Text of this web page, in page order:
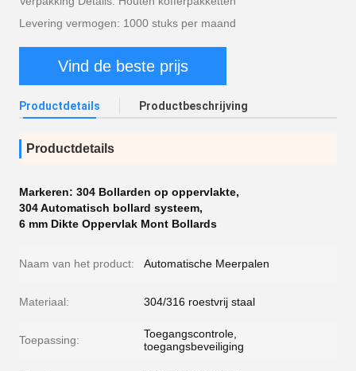
Levering vermogen: 1000 stuks per maand
Vind de beste prijs
Productdetails Productbeschrijving
Productdetails
Markeren: 304 Bollarden op oppervlakte,
304 Automatisch bollard systeem,
6 mm Dikte Oppervlak Mont Bollards
Naam van het product: Automatische Meerpalen
Materiaal: 304/316 roestvrij staal
Toepassing:
Toegangscontrole,
toegangsbeveiliging